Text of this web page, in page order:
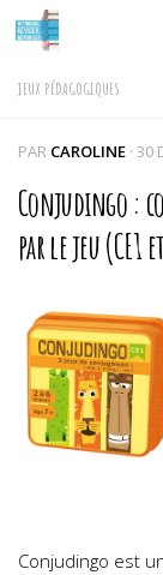
Skip to
JEUX PÉDAGOGIQUES
PAR CAROLINE · 30
Conjudingo :
par le jeu (CE1
Conjudingo est